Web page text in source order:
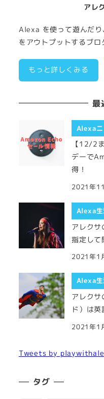
アレ
Alexa を使って遊んだり
をアウトプットするブロ
もっと詳しくみる
最
Alexaニ
【12/2
デーで
得！
2021年
Alexa生
アレクサ
指定して
2021年1
Alexa生
アレク
ド）は
2021年1
Tweets by
タグ